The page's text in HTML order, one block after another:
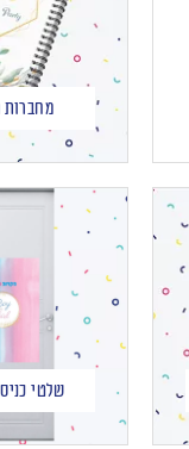
מחברות
שלטי